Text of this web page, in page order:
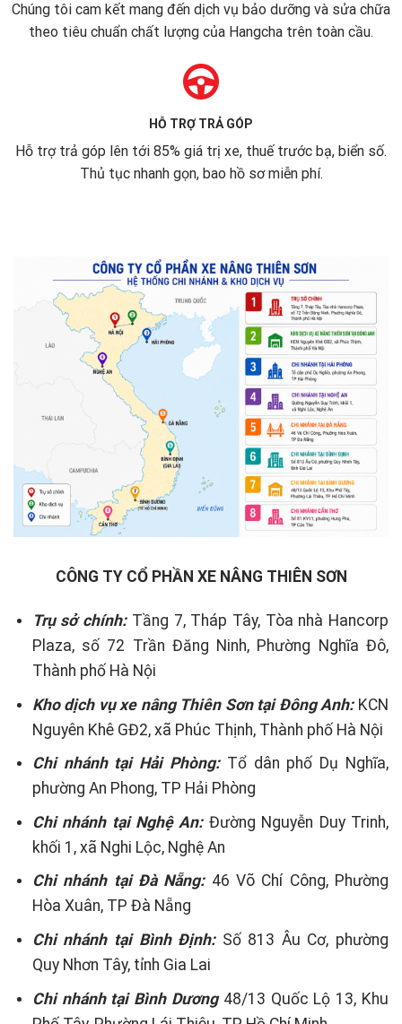
Chúng tôi cam kết mang đến dịch vụ bảo dưỡng và sửa chữa
theo tiêu chuẩn chất lượng của Hangcha trên toàn cầu.
HỖ TRỢ TRẢ GÓP
Hỗ trợ trả góp lên tới 85% giá trị xe, thuế trước bạ, biển số.
Thủ tục nhanh gọn, bao hồ sơ miễn phí.
CÔNG TY CỔ PHẦN XE NÂNG THIÊN SƠN
Trụ sở chính:Tầng 7, Tháp Tây, Tòa nhà Hancorp
Plaza, số 72 Trần Đăng Ninh, Phường Nghĩa Đô,
Thành phố Hà Nội
Kho dịch vụ xe nâng Thiên Sơn tại Đông Anh: KCN
Nguyên Khê GĐ2, xã Phúc Thịnh, Thành phố Hà Nội
Chi nhánh tại Hải Phòng: Tổ dân phố Dụ Nghĩa,
phường An Phong, TP Hải Phòng
Chi nhánh tại Nghệ An: Đường Nguyễn Duy Trinh,
khối 1, xã Nghi Lộc, Nghệ An
Chi nhánh tại Đà Nẵng:46 Võ Chí Công, Phường
Hòa Xuân, TP Đà Nẵng
Chi nhánh tại Bình Định:Số 813 Âu Cơ, phường
Quy Nhơn Tây, tỉnh Gia Lai
Chi nhánh tại Bình Dương 48/13 Quốc Lộ 13, Khu